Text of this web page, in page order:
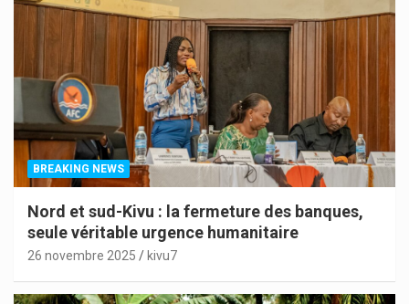
BREAKING NEWS
Nord et sud-Kivu : la fermeture des banques,
seule véritable urgence humanitaire
26 novembre 2025 kivu7